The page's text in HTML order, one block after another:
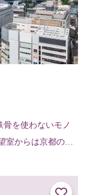
を使わないモノ
室からは京都の四